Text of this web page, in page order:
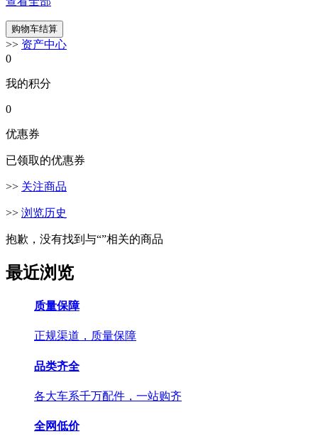
>> 资产中心
0
我的积分
0
优惠券
已领取的优惠券
>> 关注商品
>> 浏览历史
抱歉，没有找到与“”相关的商品
最近浏览
质量保障
正规渠道，质量保障
品类齐全
各大车系千万配件，一站购齐
全网低价